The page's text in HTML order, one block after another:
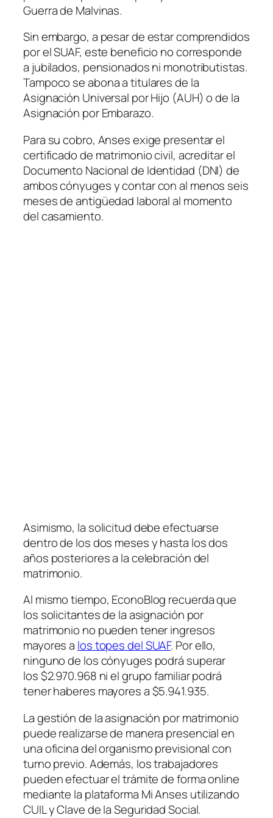
Guerra de Malvinas.
Sin embargo, a pesar de estar comprendidos
por el SUAF, este beneficio no corresponde
a jubilados, pensionados ni monotributistas.
Tampoco se abona a titulares de la
Asignación Universal por Hijo (AUH) o de la
Asignación por Embarazo.
Para su cobro, Anses exige presentar el
certificado de matrimonio civil, acreditar el
Documento Nacional de Identidad (DNI) de
ambos cónyuges y contar con al menos seis
meses de antigüedad laboral al momento
del casamiento.
Asimismo, la solicitud debe efectuarse
dentro de los dos meses y hasta los dos
años posteriores a la celebración del
matrimonio.
Al mismo tiempo, EconoBlog recuerda que
los solicitantes de la asignación por
matrimonio no pueden tener ingresos
mayores a los topes del SUAF. Por ello,
ninguno de los cónyuges podrá superar
los $2.970.968 ni el grupo familiar podrá
tener haberes mayores a $5.941.935.
La gestión de la asignación por matrimonio
puede realizarse de manera presencial en
una oficina del organismo previsional con
turno previo. Además, los trabajadores
pueden efectuar el trámite de forma online
mediante la plataforma Mi Anses utilizando
CUIL y Clave de la Seguridad Social.